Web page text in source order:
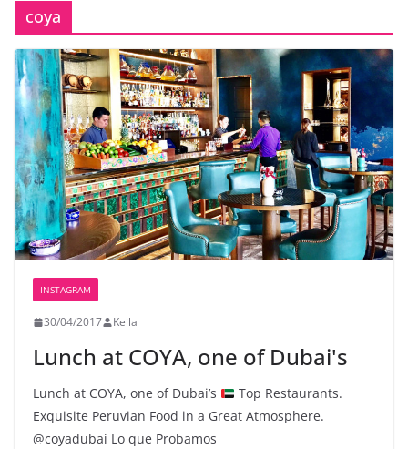
coya
INSTAGRAM
30/04/2017 Keila
Lunch at COYA, one of Dubai's
Lunch at COYA, one of Dubai’s
Top Restaurants.
Exquisite Peruvian Food in a Great Atmosphere.
@coyadubai Lo que Probamos